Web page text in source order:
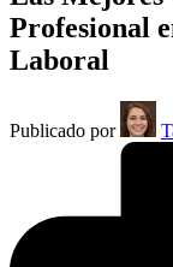
Profesional
Laboral
Publicado por